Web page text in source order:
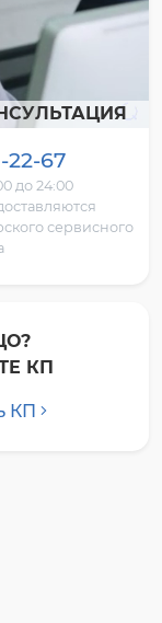
22-67
до 24:00
сервисного
КП
КП